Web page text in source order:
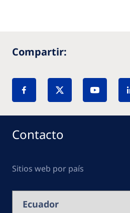
Compartir:
Contacto
Sitios web por país